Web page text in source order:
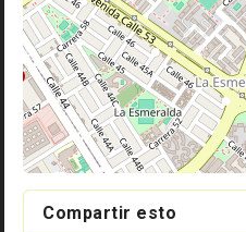
Compartir esto